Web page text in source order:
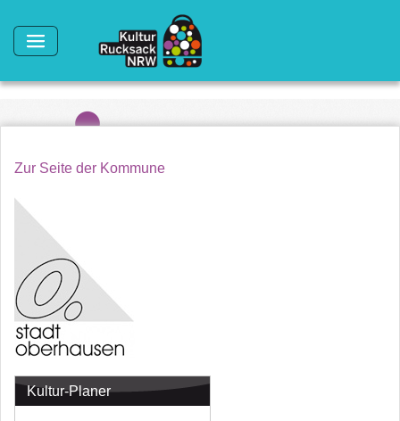
Zur Seite der Kommune
Kultur-Planer